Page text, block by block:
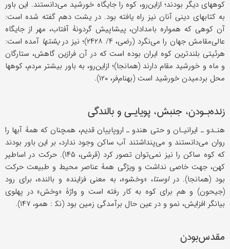
کوههای دیگر بودند؛ ازاین‌رو، کوه را جایگاه خورشید می‌دانستند. این باور
به کتابهای دینی آنان نیز راه یافته بود. در یشت دهم گفته شده است:
آن کوهی که همواره بامدادان، پیشاپیش گردونۀ آفتاب، مهر از جایگاه
عالی‌مقامش جهان را می‌نگرد (رضی، ۴/ ۲۴۲۸)؛ نیز در
یشتها آمده است:
هرئیتی بلندترین کوه ایران بوده است که در آن فرازین گاهش، ستارگان
و ماه و خورشید مقام دارند (همانجا)؛ ازاین‌رو، به باور بیشتر مردم، کوهها
محل بردمیدن خورشید است (بهنام‌فر، ۱۲۰).
زنده‌بـودن، جنبش، پویایـی و بالندگی
هنـدو ـ ایرانیـان و حتى هندو ـ اروپاییان قدیم، همچنان که همۀ آبها را
روان می‌دانستند و می‌پنداشتند آب ساکن وجود ندارد، بر ‌این باور بودند
که کوه ساکن را نیز نمی‌توان تصور کرد (قرشی، ۱۴۵). حرکت در اساطیر
کهن، جهت خاصی نداشت و ویژگی همۀ عناصر محیط و طبیعت حرکت
بود (همانجا). دراوستا، «وخشو»، به معنی فزاینده و بالنده، برای رود
(جیحون) و هم برای کوه به کار رفته است و واژۀ «وخش» در پهلوی
بیانگر افزایش، نمو و در عین حال برآمدگی زمین بود (نک‍ : همو، ۱۴۷).
مقدس‌بودن